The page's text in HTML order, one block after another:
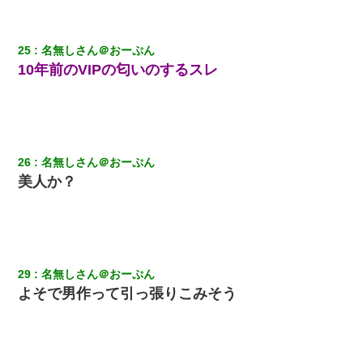
25 名無しさん＠おーぷん
10年前のVIPの匂いのするスレ
26 名無しさん＠おーぷん
美人か？
29 名無しさん＠おーぷん
よそで男作って引っ張りこみそう